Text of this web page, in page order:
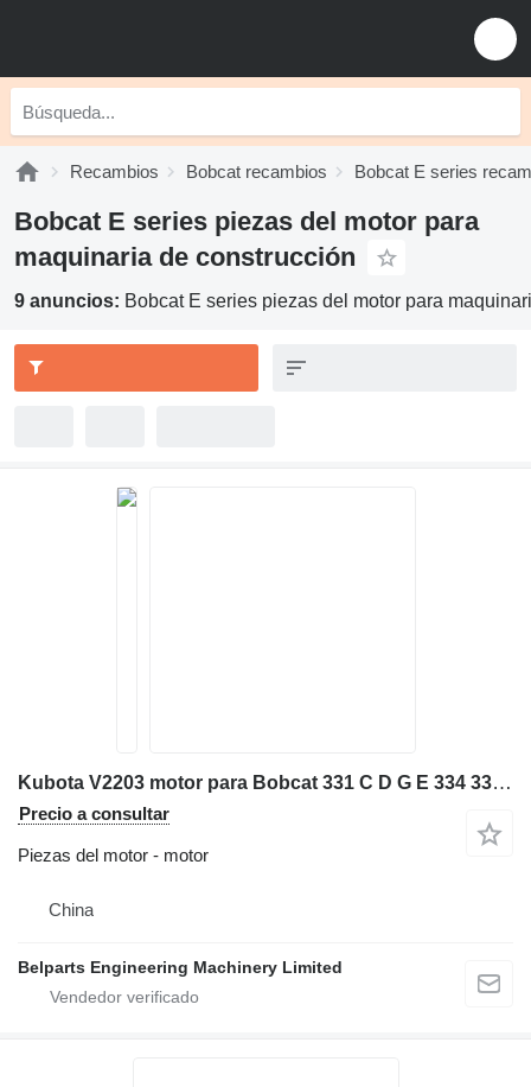
Recambios Bobcat recambios Bobcat E series
Bobcat E series piezas del motor para
maquinaria de construcción
9 anuncios: Bobcat E series piezas del motor para
Kubota V2203 motor para Bobcat 331 C D G E 334 337 341 E42 E45 miniexcavadora
Precio a consultar
Piezas del motor - motor
China
Belparts Engineering Machinery Limited